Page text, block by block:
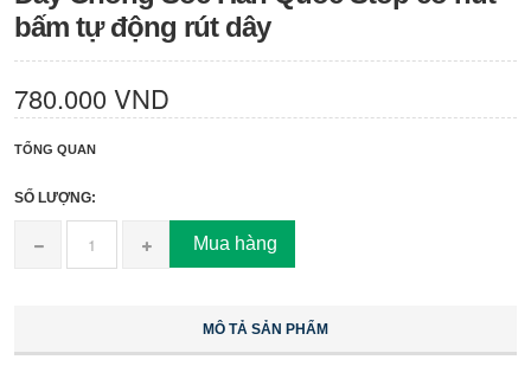
bấm tự động rút dây
780.000 VND
TỔNG QUAN
SỐ LƯỢNG:
Mua hàng
MÔ TẢ SẢN PHẨM